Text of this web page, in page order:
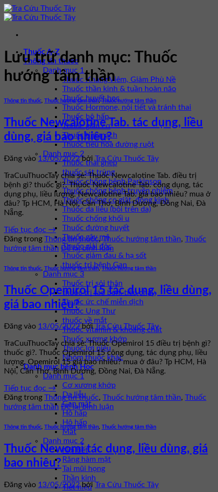
Bỏ
qua
dung
Thuốc A-Z
Thông tin thuốc
Danh mục 1
Thuốc Kháng Viêm, Giảm Phù Nề
Thuốc thần kinh & tuần hoàn não
Thuốc huyết học
Thuốc Hormone, nội tiết và tránh thai
Thuốc hô hấp
Thuốc giãn cơ
Thuốc tim mạch
Thuốc tiêu hóa đường ruột
Danh mục 2
Thuốc thải ghép
thuốc sát trùng
Thuốc chống bệnh Parkinson
Thuốc chống bệnh truyền nhiễm
Thuốc chống co giật, động kinh
Thuốc da liễu (bôi trên da)
Thuốc chống khối u
Thuốc đường huyết
Thuốc gây mê
Thuốc giải độc
Thuốc giảm đau & hạ sốt
thuốc trị bệnh Gan
Danh mục 3
Thuốc trị sỏi thận
thuốc trị táo bón, tiêu chảy
Thuốc ức chế miễn dịch
Thuốc Ung Thư
thuốc về mắt
Thuốc vitamin & khoáng chất
Thuốc xương khớp
Thuốc lợi niệu
Nhóm thuốc khác
Danh mục bệnh Học
Danh mục 1
Cơ xương khớp
Da liễu
Gan mật
Hô hấp
Hô hấp
Mắt
Danh mục 2
Nội tiết
Răng hàm mặt
Tai mũi họng
Thần kinh
Tiết niệu
Lưu trữ danh mục:
Thuốc
hướng tâm thần
Thông tin thuốc, Thuốc hướng tâm thần,Thuốc hướng tâm thần
Thuốc Newcalotine Tab. tác dụng, liều
dùng, giá bao nhiêu?
Đăng vào 13/05/2022 bởiTra Cứu Thuốc Tây
TraCuuThuocTay chia sẻ: Thuốc Newcalotine Tab. điều trị
bệnh gì? thuốc gì?. Thuốc Newcalotine Tab. công dụng, tác
dụng phụ, liều lượng. Newcalotine Tab. giá bao nhiêu? mua ở
đâu? Tp HCM, Hà Nội, Cần Thơ, Bình Dương, Đồng Nai, Đà
Nẵng.
Tiếp tục đọc →
Đăng trong Thông tin thuốc,Thuốc hướng tâm thần, Thuốc
hướng tâm thần Để lại bình luận
Thông tin thuốc, Thuốc hướng tâm thần,Thuốc hướng tâm thần
Thuốc Opemirol 15 tác dụng, liều dùng,
giá bao nhiêu?
Đăng vào 13/05/2022 bởiTra Cứu Thuốc Tây
TraCuuThuocTay chia sẻ: Thuốc Opemirol 15 điều trị bệnh gì?
thuốc gì?. Thuốc Opemirol 15 công dụng, tác dụng phụ, liều
lượng. Opemirol 15 giá bao nhiêu? mua ở đâu? Tp HCM, Hà
Nội, Cần Thơ, Bình Dương, Đồng Nai, Đà Nẵng.
Tiếp tục đọc →
Đăng trong Thông tin thuốc, Thuốc hướng tâm thần, Thuốc
hướng tâm thần Để lại bình luận
Thông tin thuốc Thuốc hướng tâm thần Thuốc hướng tâm thần
Thuốc Newomi tác dụng, liều dùng, giá
bao nhiêu?
Đăng vào 13/05/2022 bởi Tra Cứu Thuốc Tây